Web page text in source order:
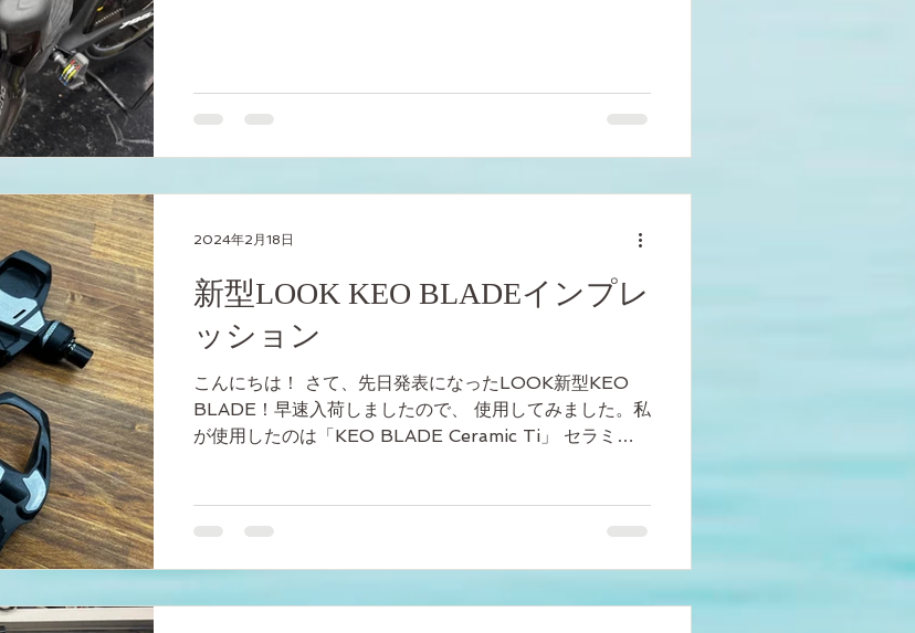
新型LOOK KEO BLADEインプレ
ッション
こんにちは！ さて、先日発表になったLOOK新型KEO
BLADE！早速入荷しましたので、 使用してみました。私
が使用したのは「KEO BLADE Ceramic Ti」 セラミッ
2024年2月18日